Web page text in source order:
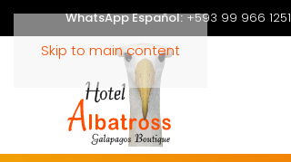
Skip to main content
WhatsApp Español: +593 99 966 1251